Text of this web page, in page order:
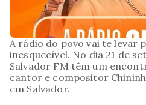
A rádio do povo vai te levar
inesquecível. No dia 21 de
Salvador FM têm um
cantor e compositor
em Salvador.